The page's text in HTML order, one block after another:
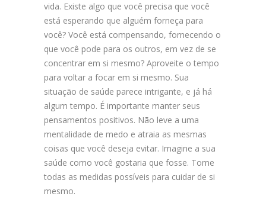
vida. Existe algo que você precisa que você
está esperando que alguém forneça para
você? Você está compensando, fornecendo o
que você pode para os outros, em vez de se
concentrar em si mesmo? Aproveite o tempo
para voltar a focar em si mesmo. Sua
situação de saúde parece intrigante, e já há
algum tempo. É importante manter seus
pensamentos positivos. Não leve a uma
mentalidade de medo e atraia as mesmas
coisas que você deseja evitar. Imagine a sua
saúde como você gostaria que fosse. Tome
todas as medidas possíveis para cuidar de si
mesmo.